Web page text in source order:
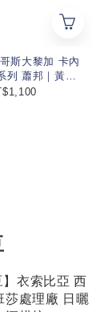
斯大黎加 卡內
列 蕭邦｜黃金
烘焙